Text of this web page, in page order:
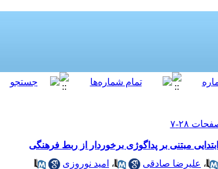
مبتنی بر پداگوژی برخوردار از ربط فرهنگی
، علیرضا صادقی ، امید نوروزی